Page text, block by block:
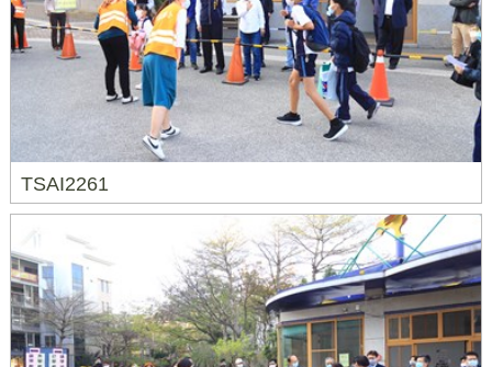
TSAI2261